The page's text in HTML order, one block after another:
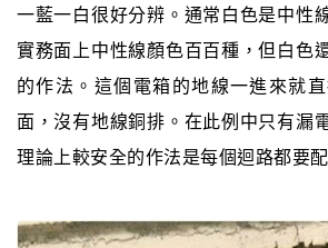
一藍一白很好分辨。通常白色是中性
實務面上中性線顏色百百種，但白色
的作法。這個電箱的地線一進來就
面，沒有地線銅排。在此例中只有漏
理論上較安全的作法是每個迴路都要